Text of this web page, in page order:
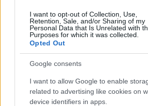
I want to opt-out of Collection, Use,
Retention, Sale, and/or Sharing of my
Personal Data that Is Unrelated with
Purposes for which it was collected.
Opted Out
Google consents
I want to allow Google to enable
related to advertising like cookies on
device identifiers in apps.
Διαβάστε περισσότερα στο